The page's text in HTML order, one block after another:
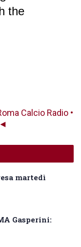
Calcio Radio •
martedì
Gasperini: